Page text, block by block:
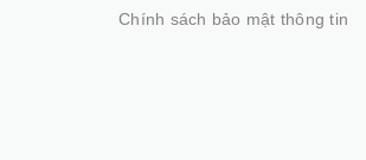
Chính sách bảo mật thông tin